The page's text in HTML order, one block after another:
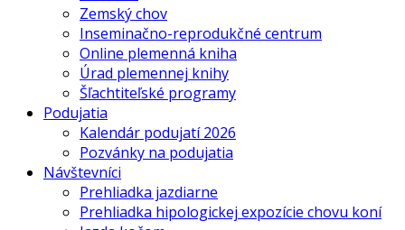
Zemský chov
Inseminačno-reprodukčné centrum
Online plemenná kniha
Úrad plemennej knihy
Šľachtiteľské programy
Podujatia
Kalendár podujatí 2026
Pozvánky na podujatia
Návštevníci
Prehliadka jazdiarne
Prehliadka hipologickej expozície chovu koní